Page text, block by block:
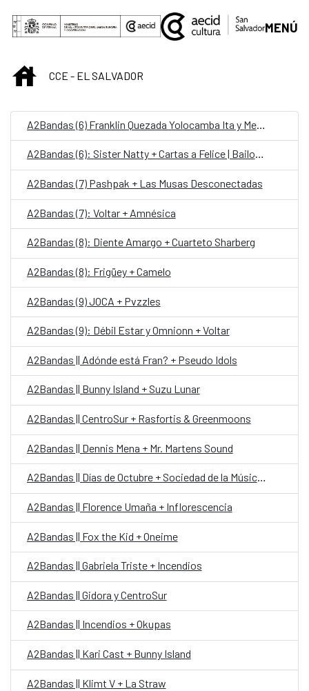
Skip to Main Content
MENÚ
INICIOCCE - EL SALVADOR
A2Bandas (6) Franklin Quezada Yolocamba Ita y Melodías de Barro
A2Bandas (6): Sister Natty + Cartas a Felice | Bailongo tropical
A2Bandas (7) Pashpak + Las Musas Desconectadas
A2Bandas (7): Voltar + Amnésica
A2Bandas (8): Diente Amargo + Cuarteto Sharberg
A2Bandas (8): Frigüey + Camelo
A2Bandas (9) JOCA + Pvzzles
A2Bandas (9): Débil Estar y Omnionn + Voltar
A2Bandas || Adónde está Fran? + Pseudo Idols
A2Bandas || Bunny Island + Suzu Lunar
A2Bandas || CentroSur + Rasfortis & Greenmoons
A2Bandas || Dennis Mena + Mr. Martens Sound
A2Bandas || Días de Octubre + Sociedad de la Música de Cámara
A2Bandas || Florence Umaña + Inflorescencia
A2Bandas || Fox the Kid + Oneime
A2Bandas || Gabriela Triste + Incendios
A2Bandas || Gidora y CentroSur
A2Bandas || Incendios + Okupas
A2Bandas || Kari Cast + Bunny Island
A2Bandas || Klimt V + La Straw